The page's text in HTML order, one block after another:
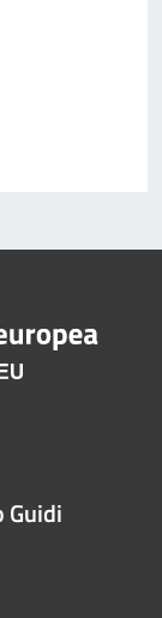
Guidi